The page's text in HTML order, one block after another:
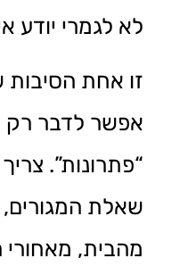
לא לגמרי יודע
זו אחת הסיבות
אפשר לדבר רק
“פתרונות”.
שאלת המגורים,
מהבית, מאחורי